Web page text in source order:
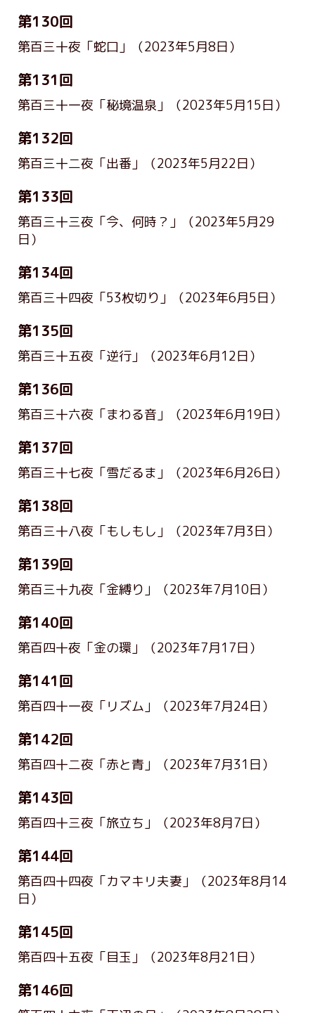
第130回
第百三十夜「蛇口」 （2023年5月8日）
第131回
第百三十一夜「秘境温泉」 （2023年5月15日）
第132回
第百三十二夜「出番」 （2023年5月22日）
第133回
第百三十三夜「今、何時？」
（2023年5月29
日）
第134回
第百三十四夜「53枚切り」 （2023年6月5日）
第135回
第百三十五夜「逆行」 （2023年6月12日）
第136回
第百三十六夜「まわる音」 （2023年6月19日）
第137回
第百三十七夜「雪だるま」 （2023年6月26日）
第138回
第百三十八夜「もしもし」 （2023年7月3日）
第139回
第百三十九夜「金縛り」 （2023年7月10日）
第140回
第百四十夜「金の環」 （2023年7月17日）
第141回
第百四十一夜「リズム」 （2023年7月24日）
第142回
第百四十二夜「赤と青」 （2023年7月31日）
第143回
第百四十三夜「旅立ち」 （2023年8月7日）
第144回
第百四十四夜「カマキリ夫妻」
（2023年8月14
日）
第145回
第百四十五夜「目玉」 （2023年8月21日）
第146回